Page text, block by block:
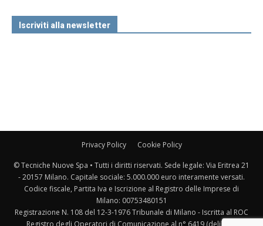
Iscriviti alla newsletter
Privacy Policy Cookie Policy
© Tecniche Nuove Spa • Tutti i diritti riservati. Sede legale: Via Eritrea 21
- 20157 Milano. Capitale sociale: 5.000.000 euro interamente versati.
Codice fiscale, Partita Iva e Iscrizione al Registro delle Imprese di
Milano: 00753480151
Registrazione N. 108 del 12-3-1976 Tribunale di Milano - Iscritta al ROC
Registro degli Operatori di Comunicazione al n° 6419 (delibera